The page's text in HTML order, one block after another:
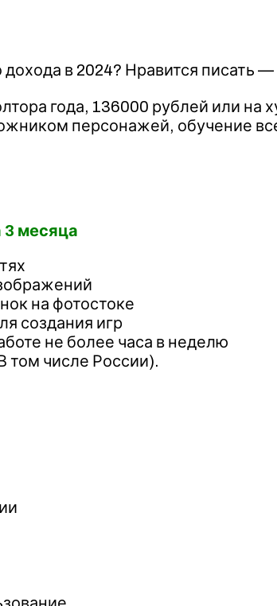
в 2024? Нравится писать
года, 136000 рублей или на
персонажей, обучение
3 месяца
на фотостоке
создания игр
не более часа в неделю
том числе России).